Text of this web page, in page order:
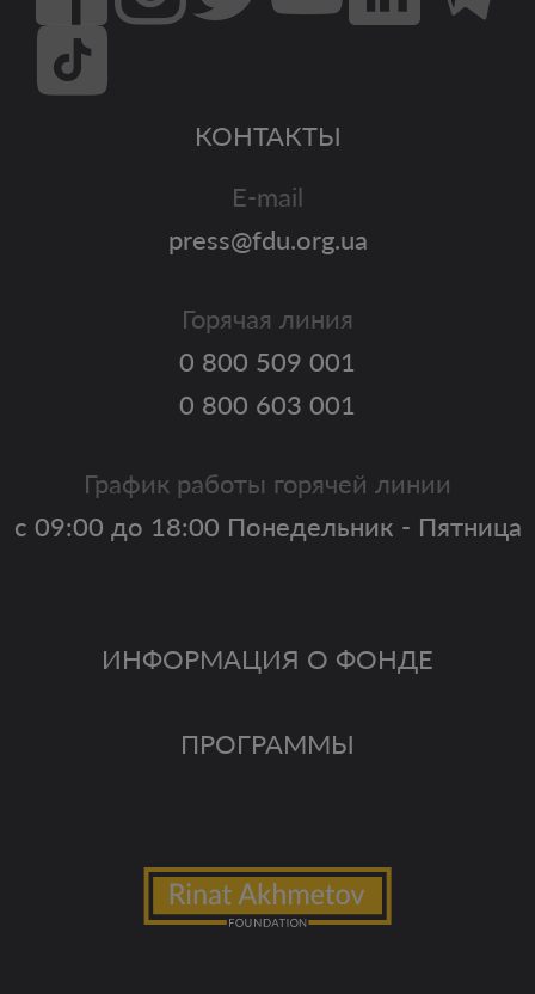
ИНФОРМАЦИЯ О ФОНДЕ
ПРОГРАММЫ
КОНТАКТЫ
E-mail
press@fdu.org.ua
Горячая линия
0 800 509 001
0 800 603 001
График работы горячей линии
с 09:00 до 18:00 Понедельник - Пятница